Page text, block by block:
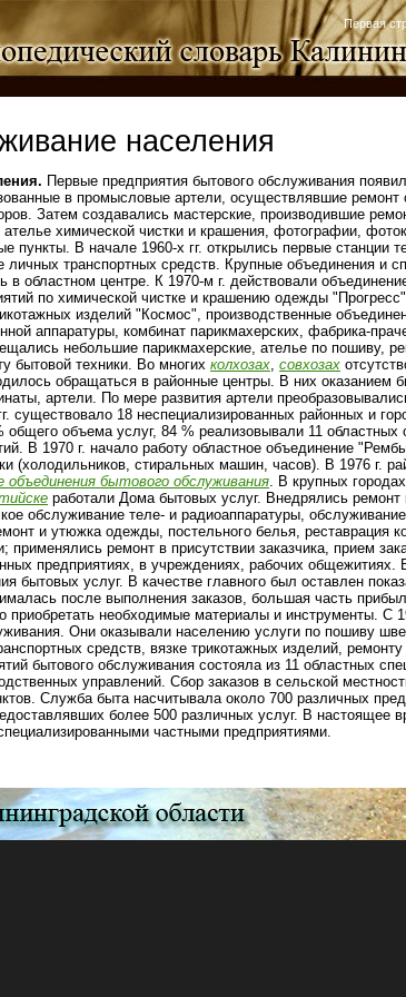
Первая
населения
Первые предприятия бытового обслуживания
в промысловые артели, осуществлявшие
Затем создавались мастерские, производившие
химической чистки и крашения, фотографии,
пункты. В начале 1960‑х гг. открылись первые станции
транспортных средств. Крупные объединения и
в областном центре. К 1970‑м г. действовали
по химической чистке и крашению одежды
изделий "Космос", производственные
аппаратуры, комбинат парикмахерских, фабрика-
небольшие парикмахерские, ателье по пошиву,
бытовой техники. Во многих колхозах, совхозах
обращаться в районные центры. В них оказанием
артели. По мере развития артели
существовало 18 неспециализированных районных и
общего объема услуг, 84 % реализовывали 11 областных
В 1970 г. начало работу областное объединение
(холодильников, стиральных машин, часов). В 1976 г.
объединения бытового обслуживания. В крупных
работали Дома бытовых услуг. Внедрялись ремонт
обслуживание теле- и радиоаппаратуры,
и утюжка одежды, постельного белья, реставрация
применялись ремонт в присутствии заказчика, прием
предприятиях, в учреждениях, рабочих общежитиях.
бытовых услуг. В качестве главного был оставлен
после выполнения заказов, большая часть
приобретать необходимые материалы и инструменты. С
Они оказывали населению услуги по пошиву
средств, вязке трикотажных изделий,
бытового обслуживания состояла из 11 областных
управлений. Сбор заказов в сельской
Служба быта насчитывала около 700 различных
более 500 различных услуг. В настоящее
частными предприятиями.